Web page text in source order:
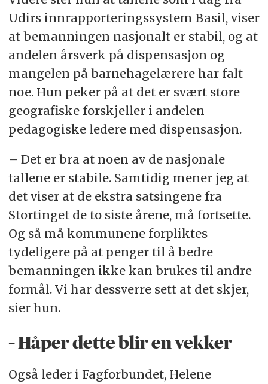
Udirs innrapporteringssystem Basil, viser
at bemanningen nasjonalt er stabil, og at
andelen årsverk på dispensasjon og
mangelen på barnehagelærere har falt
noe. Hun peker på at det er svært store
geografiske forskjeller i andelen
pedagogiske ledere med dispensasjon.
– Det er bra at noen av de nasjonale
tallene er stabile. Samtidig mener jeg at
det viser at de ekstra satsingene fra
Stortinget de to siste årene, må fortsette.
Og så må kommunene forpliktes
tydeligere på at penger til å bedre
bemanningen ikke kan brukes til andre
formål. Vi har dessverre sett at det skjer,
sier hun.
– Håper dette blir en vekker
Også leder i Fagforbundet, Helene